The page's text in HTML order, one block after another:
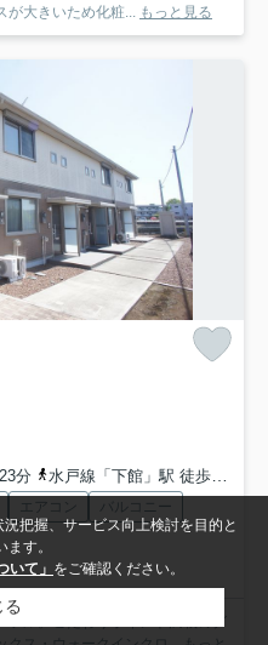
が大きいため化粧... もっと見る
分
水戸線「下館」駅 徒歩28分
エアコン
バルコニー
把握、サービス向上検討を目的と
す。
いて」 をご確認ください。
る